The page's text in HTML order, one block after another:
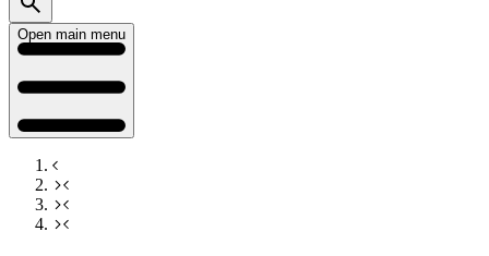
Open main menu